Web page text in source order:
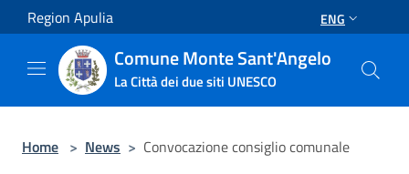
Salta al contenuto principale
Region Apulia ENG
Comune Monte Sant'Angelo
La Città dei due siti UNESCO
Home > News > Convocazione consiglio comunale